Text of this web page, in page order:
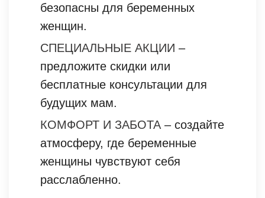
безопасны для беременных
женщин.
СПЕЦИАЛЬНЫЕ АКЦИИ –
предложите скидки или
бесплатные консультации для
будущих мам.
КОМФОРТ И ЗАБОТА – создайте
атмосферу, где беременные
женщины чувствуют себя
расслабленно.